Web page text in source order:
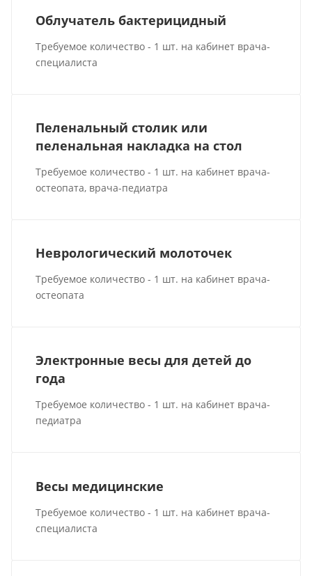
Облучатель бактерицидный
Требуемое количество - 1 шт. на кабинет врача-
специалиста
Пеленальный столик или
пеленальная накладка на стол
Требуемое количество - 1 шт. на кабинет врача-
остеопата, врача-педиатра
Неврологический молоточек
Требуемое количество - 1 шт. на кабинет врача-
остеопата
Электронные весы для детей до
года
Требуемое количество - 1 шт. на кабинет врача-
педиатра
Весы медицинские
Требуемое количество - 1 шт. на кабинет врача-
специалиста